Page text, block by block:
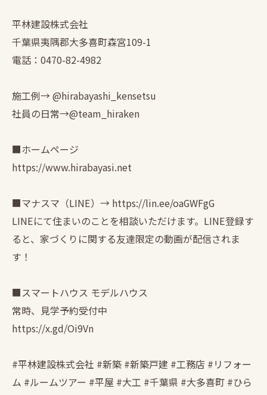
平林建設株式会社
千葉県夷隅郡大多喜町森宮109-1
電話：0470-82-4982
施工例→ @hirabayashi_kensetsu
社員の日常→@team_hiraken
■ホームページ
https://www.hirabayasi.net
■マナスマ（LINE）→ https://lin.ee/oaGWFgG
LINEにて住まいのことを相談いただけます。LINE登録す
ると、家づくりに関する友達限定の動画が配信されま
す！
■スマートハウス モデルハウス
常時、見学予約受付中
https://x.gd/Oi9Vn
#平林建設株式会社 #新築 #新築戸建 #工務店 #リフォー
ム #ルームツアー #平屋 #大工 #千葉県 #大多喜町 #ひら